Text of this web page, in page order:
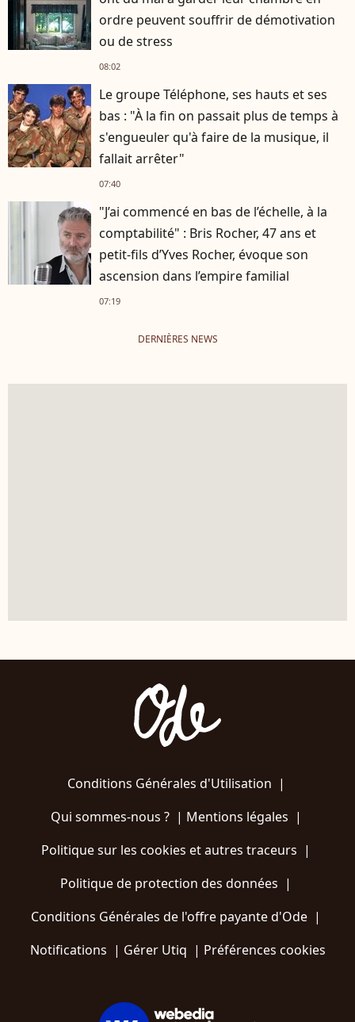
ordre peuvent souffrir de démotivation
ou de stress
08:02
Le groupe Téléphone, ses hauts et ses
bas : "À la fin on passait plus de temps à
s'engueuler qu'à faire de la musique, il
fallait arrêter"
07:40
"J’ai commencé en bas de l’échelle, à la
comptabilité" : Bris Rocher, 47 ans et
petit-fils d’Yves Rocher, évoque son
ascension dans l’empire familial
07:19
DERNIÈRES NEWS
Conditions Générales d'Utilisation |
Qui sommes-nous ?| Mentions légales |
Politique sur les cookies et autres traceurs |
Politique de protection des données |
Conditions Générales de l'offre payante d'Ode |
Notifications | Gérer Utiq | Préférences cookies